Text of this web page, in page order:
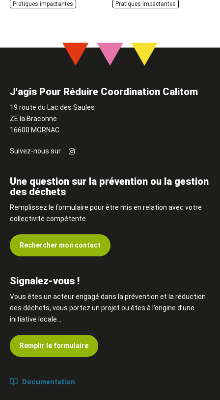
Pratiques impactantes Pratiques impactantes
J'agis Pour Réduire Coordination Calitom
19 route du Lac des Saules
ZE la Braconne
16600 MORNAC
Suivez-nous sur :
Suivez-
Une question sur la prévention ou la gestion
des déchets
Remplissez le formulaire pour être mis en relation avec votre
collectivité compétente.
Rechercher mon contact
Signalez-vous !
Vous êtes un acteur engagé dans la prévention et la réduction
des déchets, vous portez un projet ou êtes à l’origine d’une
initiative locale…
Remplir le formulaire
Documentation